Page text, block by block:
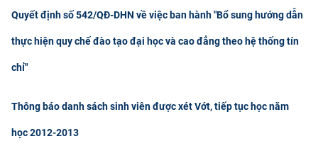
ĐẢM BẢO CHẤT LƯỢNG
KHOA HỌC CÔNG NGHỆ
Quyết định số 542/QĐ-DHN về việc ban hành "Bổ sung hướng dẫn
thực hiện quy chế đào tạo đại học và cao đẳng theo hệ thống tín
chỉ"
Thông báo danh sách sinh viên được xét Vớt, tiếp tục học năm
học 2012-2013